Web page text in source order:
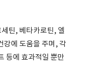
틴, 베타카로틴, 엘
강에 도움을 주며, 각
등에 효과적일 뿐만